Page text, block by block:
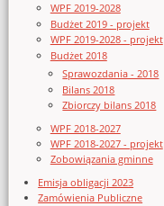
WPF 2019-2028
Budżet 2019 - projekt
WPF 2019-2028 - projekt
Budżet 2018
Sprawozdania - 2018
Bilans 2018
Zbiorczy bilans 2018
WPF 2018-2027
WPF 2018-2027 - projekt
Zobowiązania gminne
Emisja obligacji 2023
Zamówienia Publiczne